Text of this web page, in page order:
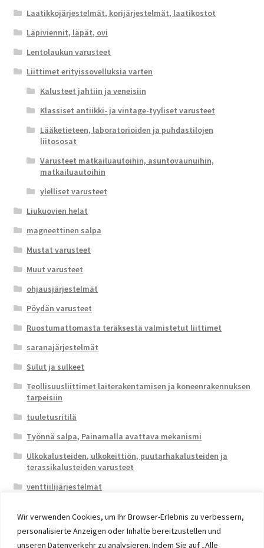
Wir verwenden Cookies, um Ihr Browser-Erlebnis zu verbessern,
personalisierte Anzeigen oder Inhalte bereitzustellen und
unseren Datenverkehr zu analysieren. Indem Sie auf „Alle
Laatikkojärjestelmät, korijärjestelmät, laatikostot
Läpiviennit, läpät, ovi
Lentolaukun varusteet
Liittimet erityissovelluksia varten
Kalusteet jahtiin ja veneisiin
Klassiset antiikki- ja vintage-tyyliset varusteet
Lääketieteen, laboratorioiden ja puhdastilojen
liitososat
Varusteet matkailuautoihin, asuntovaunuihin,
matkailuautoihin
ylelliset varusteet
Liukuovien helat
magneettinen salpa
Mustat varusteet
Muut varusteet
ohjausjärjestelmät
Pöydän varusteet
Ruostumattomasta teräksestä valmistetut liittimet
saranajärjestelmät
Sulut ja sulkeet
Teollisuusliittimet laiterakentamisen ja koneenrakennuksen
tarpeisiin
tuuletusritilä
Työnnä salpa, Painamalla avattava mekanismi
Ulkokalusteiden, ulkokeittiön, puutarhakalusteiden ja
terassikalusteiden varusteet
venttiilijärjestelmät